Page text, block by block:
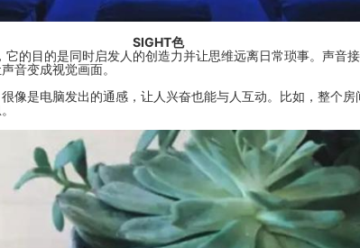
SIGHT色
的目的是同时启发人的创造力并让思维远离日常琐事。声音
音变成视觉画面。
像是电脑发出的通感，让人兴奋也能与人互动。比如，整个